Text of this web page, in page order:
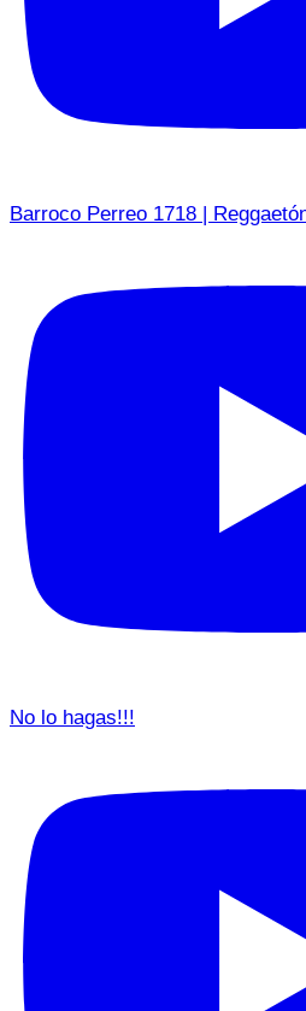
Barroco Perreo 1718 |
No lo hagas!!!